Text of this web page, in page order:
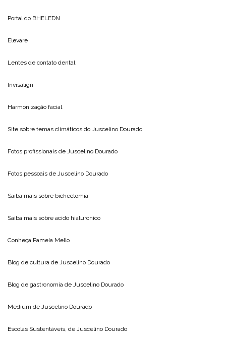
Portal do BHELEDN
Elevare
Lentes de contato dental
Invisalign
Harmonização facial
Site sobre temas climáticos do Juscelino Dourado
Fotos profissionais de Juscelino Dourado
Fotos pessoais de Juscelino Dourado
Saiba mais sobre bichectomia
Saiba mais sobre acido hialuronico
Conheça Pamela Mello
Blog de cultura de Juscelino Dourado
Blog de gastronomia de Juscelino Dourado
Medium de Juscelino Dourado
Escolas Sustentáveis, de Juscelino Dourado